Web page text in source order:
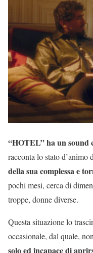
“HOTEL” ha un sound
racconta lo stato d’animo
della sua complessa e
pochi mesi, cerca di
troppe, donne diverse.
Questa situazione lo
occasionale, dal quale,
solo ed incapace di